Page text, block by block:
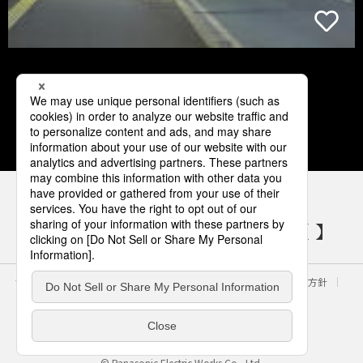
1 2 3 4 5
パナソニックの電気設備 SNSアカウント
サイトのご利用にあたって クッキーポリシー
個人情報保護方針
パナソニック ホールディングス
Area/Country
電気・建築設備（ビジネス）